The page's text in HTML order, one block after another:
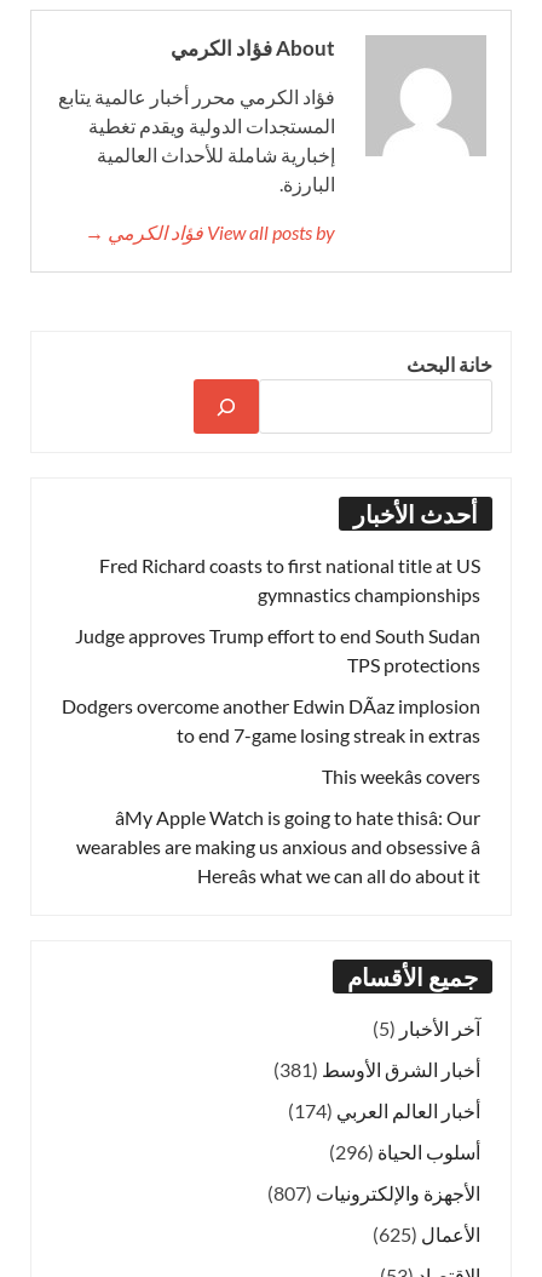
About فؤاد الكرمي
فؤاد الكرمي محرر أخبار عالمية يتابع
المستجدات الدولية ويقدم تغطية
إخبارية شاملة للأحداث العالمية
البارزة.
View all posts by فؤاد الكرمي →
خانة البحث
أحدث الأخبار
Fred Richard coasts to first national title at US
gymnastics championships
Judge approves Trump effort to end South Sudan
TPS protections
Dodgers overcome another Edwin DÃ­az implosion
to end 7-game losing streak in extras
This weekâs covers
âMy Apple Watch is going to hate thisâ: Our
wearables are making us anxious and obsessive â
Hereâs what we can all do about it
جميع الأقسام
آخر الأخبار (5)
أخبار الشرق الأوسط (381)
أخبار العالم العربي (174)
أسلوب الحياة (296)
الأجهزة والإلكترونيات (807)
الأعمال (625)